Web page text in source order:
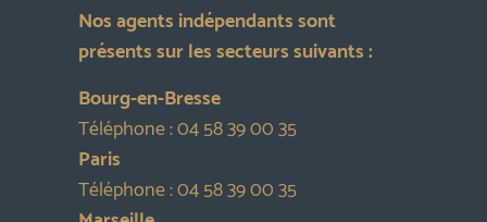
Nos agents indépendants sont
présents sur les secteurs suivants :
Bourg-en-Bresse
Téléphone :04 58 39 00 35
Paris
Téléphone :04 58 39 00 35